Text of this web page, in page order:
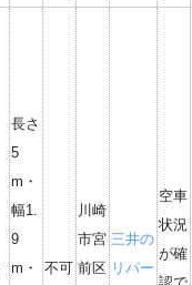
長さ
5
m・
幅1.
9
m・
不可
川崎
市宮
前区
三井の
リパー
空車
状況
が確